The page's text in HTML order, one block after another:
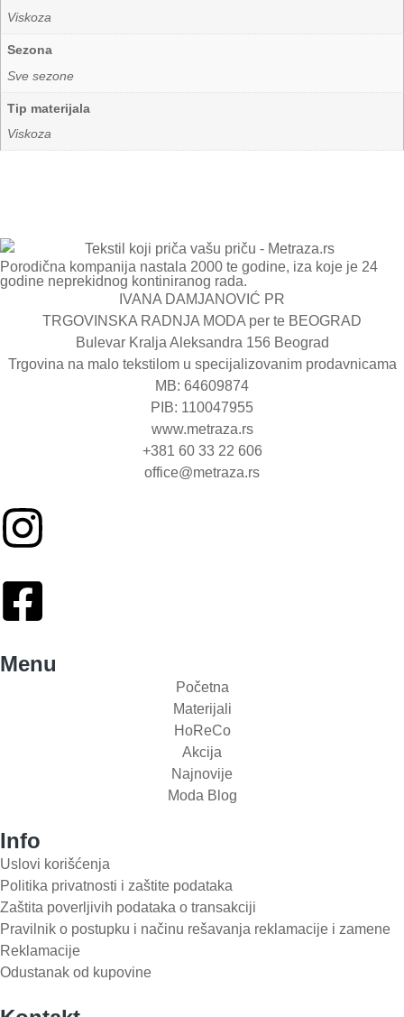
Viskoza
Sezona
Sve sezone
Tip materijala
Viskoza
Porodična kompanija nastala 2000 te godine, iza koje je 24
godine neprekidnog kontiniranog rada.
IVANA DAMJANOVIĆ PR
TRGOVINSKA RADNJA MODA per te BEOGRAD
Bulevar Kralja Aleksandra 156 Beograd
Trgovina na malo tekstilom u specijalizovanim prodavnicama
MB: 64609874
PIB: 110047955
www.metraza.rs
+381 60 33 22 606
office@metraza.rs
Menu
Početna
Materijali
HoReCo
Akcija
Najnovije
Moda Blog
Info
Uslovi korišćenja
Politika privatnosti i zaštite podataka
Zaštita poverljivih podataka o transakciji
Pravilnik o postupku i načinu rešavanja reklamacije i zamene
Reklamacije
Odustanak od kupovine